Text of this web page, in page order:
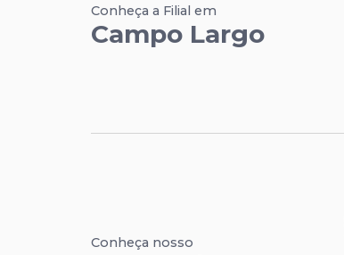
Conheça a Filial em
Campo Largo
Conheça nosso